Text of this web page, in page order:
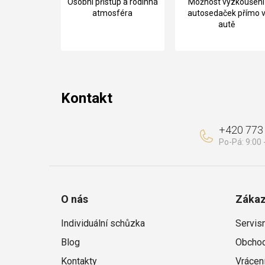
atmosféra
autosedaček přímo v
autě
Kontakt
+420
O nás
Individuální schůzka
Blog
Kontakty